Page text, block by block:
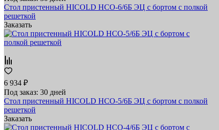
Стол пристенный HICOLD НСО-6/6Б ЭЦ с бортом с полкой
решеткой
Заказать
6 934 ₽
Под заказ: 30 дней
Стол пристенный HICOLD НСО-5/6Б ЭЦ с бортом с полкой
решеткой
Заказать